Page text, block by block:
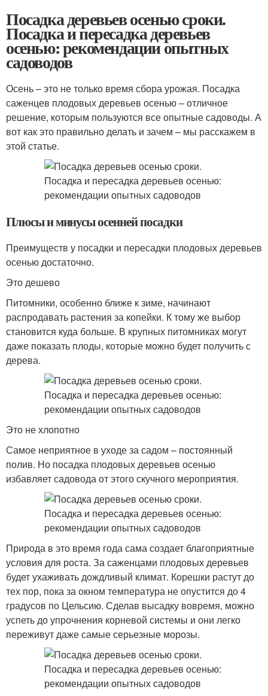
Посадка деревьев осенью сроки.
Посадка и пересадка деревьев
осенью: рекомендации опытных
садоводов
Осень – это не только время сбора урожая. Посадка
саженцев плодовых деревьев осенью – отличное
решение, которым пользуются все опытные садоводы. А
вот как это правильно делать и зачем – мы расскажем в
этой статье.
Плюсы и минусы осенней посадки
Преимуществ у посадки и пересадки плодовых деревьев
осенью достаточно.
Это дешево
Питомники, особенно ближе к зиме, начинают
распродавать растения за копейки. К тому же выбор
становится куда больше. В крупных питомниках могут
даже показать плоды, которые можно будет получить с
дерева.
Это не хлопотно
Самое неприятное в уходе за садом – постоянный
полив. Но посадка плодовых деревьев осенью
избавляет садовода от этого скучного мероприятия.
Природа в это время года сама создает благоприятные
условия для роста. За саженцами плодовых деревьев
будет ухаживать дождливый климат. Корешки растут до
тех пор, пока за окном температура не опустится до 4
градусов по Цельсию. Сделав высадку вовремя, можно
успеть до упрочнения корневой системы и они легко
переживут даже самые серьезные морозы.